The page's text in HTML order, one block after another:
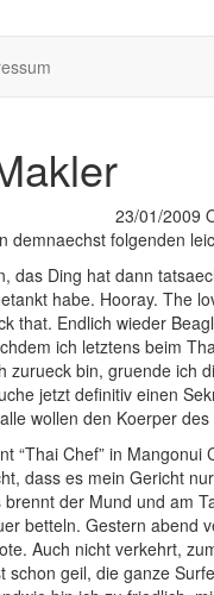
23/01/2009
demnaechst folgenden
das Ding hat dann
habe. Hooray. The
that. Endlich wieder
ich letztens beim
zurueck bin, gruende ich
jetzt definitiv einen
wollen den Koerper
“Thai Chef” in
dass es mein Gericht nur
der Mund und am
betteln. Gestern abend
Auch nicht verkehrt,
schon geil, die ganze